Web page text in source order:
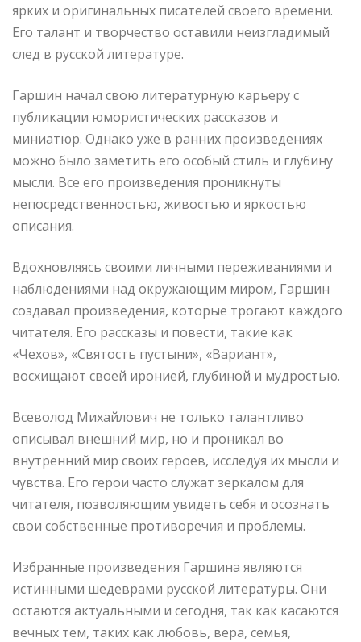
ярких и оригинальных писателей своего времени.
Его талант и творчество оставили неизгладимый
след в русской литературе.
Гаршин начал свою литературную карьеру с
публикации юмористических рассказов и
миниатюр. Однако уже в ранних произведениях
можно было заметить его особый стиль и глубину
мысли. Все его произведения проникнуты
непосредственностью, живостью и яркостью
описания.
Вдохновляясь своими личными переживаниями и
наблюдениями над окружающим миром, Гаршин
создавал произведения, которые трогают каждого
читателя. Его рассказы и повести, такие как
«Чехов», «Святость пустыни», «Вариант»,
восхищают своей иронией, глубиной и мудростью.
Всеволод Михайлович не только талантливо
описывал внешний мир, но и проникал во
внутренний мир своих героев, исследуя их мысли и
чувства. Его герои часто служат зеркалом для
читателя, позволяющим увидеть себя и осознать
свои собственные противоречия и проблемы.
Избранные произведения Гаршина являются
истинными шедеврами русской литературы. Они
остаются актуальными и сегодня, так как касаются
вечных тем, таких как любовь, вера, семья,